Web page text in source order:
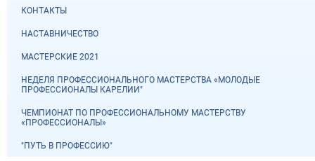
КОНТАКТЫ
НАСТАВНИЧЕСТВО
МАСТЕРСКИЕ 2021
НЕДЕЛЯ ПРОФЕССИОНАЛЬНОГО МАСТЕРСТВА «МОЛОДЫЕ
ПРОФЕССИОНАЛЫ КАРЕЛИИ"
ЧЕМПИОНАТ ПО ПРОФЕССИОНАЛЬНОМУ МАСТЕРСТВУ
«ПРОФЕССИОНАЛЫ»
"ПУТЬ В ПРОФЕССИЮ"